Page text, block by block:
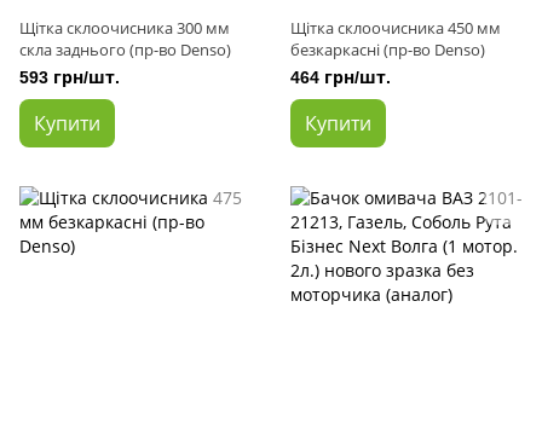
Щітка склоочисника 300 мм
скла заднього (пр-во Denso)
593 грн/шт.
Купити
Щітка склоочисника 450 мм
безкаркасні (пр-во Denso)
464 грн/шт.
Купити